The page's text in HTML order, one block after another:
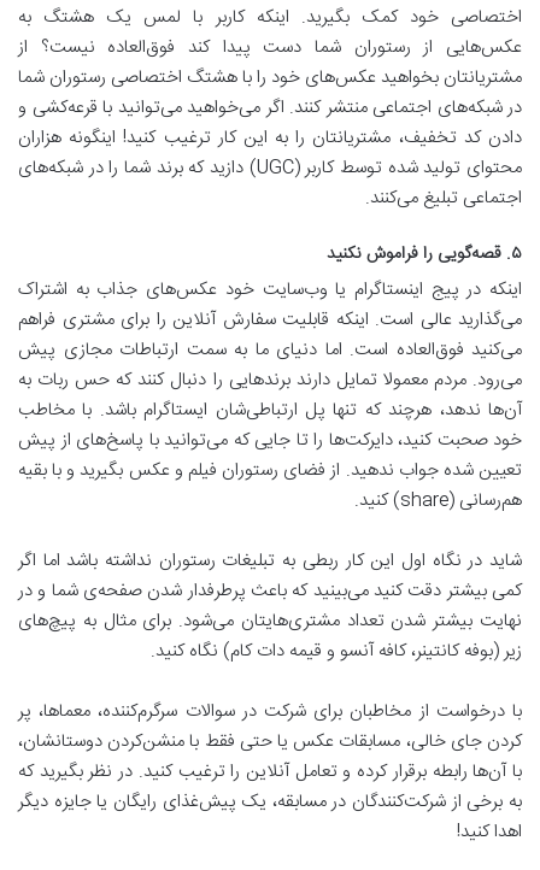
اختصاصی خود کمک بگیرید. اینکه کاربر با لمس یک هشتگ به
عکس‌هایی از رستوران شما دست پیدا کند فوق‌العاده نیست؟ از
مشتریانتان بخواهید عکس‌های خود را با هشتگ اختصاصی‌ رستوران شما
در شبکه‌های اجتماعی منتشر کنند. اگر می‌خواهید می‌توانید با قرعه‌کشی و
دادن کد تخفیف، مشتریانتان را به این کار ترغیب کنید! اینگونه هزاران
محتوای تولید شده توسط کاربر (UGC) دازید که برند شما را در شبکه‌های
اجتماعی تبلیغ می‌کنند.
۵. قصه‌گویی را فراموش نکنید
اینکه در پیج اینستاگرام یا وب‌سایت خود عکس‌های جذاب به اشتراک
می‌گذارید عالی است. اینکه قابلیت سفارش آنلاین را برای مشتری فراهم
می‌کنید فوق‌العاده است. اما دنیای ما به سمت ارتباطات مجازی پیش
می‌رود. مردم معمولا تمایل دارند برندهایی را دنبال کنند که حس ربات به
آن‌ها ندهد، هرچند که تنها پل ارتباطی‌شان ایستاگرام باشد. با مخاطب
خود صحبت کنید، دایرکت‌ها را تا جایی که می‌توانید با پاسخ‌های از پیش
تعیین شده جواب ندهید. از فضای رستوران فیلم و عکس بگیرید و با بقیه
هم‌رسانی (share) کنید.
شاید در نگاه اول این کار ربطی به تبلیغات رستوران نداشته باشد اما اگر
کمی بیشتر دقت کنید می‌بینید که باعث پرطرفدار شدن صفحه‌ی شما و در
نهایت بیشتر شدن تعداد مشتری‌هایتان می‌شود. برای مثال به پیچ‌های
زیر (بوفه کانتینر، کافه آنسو و قیمه دات کام) نگاه کنید.
با درخواست از مخاطبان برای شرکت در سوالات سرگرم‌کننده، معماها، پر
کردن جای خالی، مسابقات عکس یا حتی فقط با منشن‌کردن دوستانشان،
با آن‌ها رابطه برقرار کرده و تعامل آنلاین را ترغیب کنید. در نظر بگیرید که
به برخی از شرکت‌کنندگان در مسابقه، یک پیش‌غذای رایگان یا جایزه دیگر
اهدا کنید!